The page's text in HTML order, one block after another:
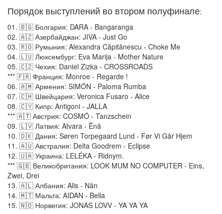
Порядок выступлений во втором полуфинале:
01. 🇧🇬 Болгария: DARA - Bangaranga
02. 🇦🇿 Азербайджан: JIVA - Just Go
03. 🇷🇴 Румыния: Alexandra Căpitănescu - Choke Me
04. 🇱🇺 Люксембург: Eva Marija - Mother Nature
05. 🇨🇿 Чехия: Daniel Zizka - CROSSROADS
*** 🇫🇷 Франция: Monroe - Regarde !
06. 🇦🇲 Армения: SIMÓN - Paloma Rumba
07. 🇨🇭 Швейцария: Veronica Fusaro - Alice
08. 🇨🇾 Кипр: Antigoni - JALLA
*** 🇦🇹 Австрия: COSMÓ - Tanzschein
09. 🇱🇻 Латвия: Atvara - Ēnā
10. 🇩🇰 Дания: Søren Torpegaard Lund - Før Vi Går Hjem
11. 🇦🇺 Австралия: Delta Goodrem - Eclipse
12. 🇺🇦 Украина: LELÉKA - Ridnym.
*** 🇬🇧 Великобритания: LOOK MUM NO COMPUTER - Eins,
Zwei, Drei
13. 🇦🇱 Албания: Alis - Nân
14. 🇲🇹 Мальта: AIDAN - Bella
15. 🇳🇴 Норвегия: JONAS LOVV - YA YA YA